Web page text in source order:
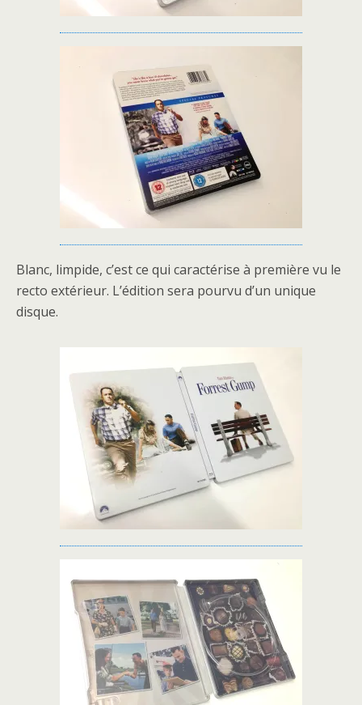
Blanc, limpide, c’est ce qui caractérise à première vu le
recto extérieur. L’édition sera pourvu d’un unique
disque.